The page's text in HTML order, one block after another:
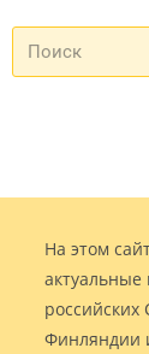
На этом
актуальные
Финляндии